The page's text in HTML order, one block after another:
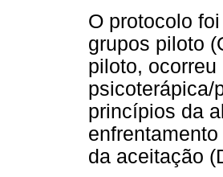
O protocolo
grupos piloto
piloto,
psicoterápica/
princípios da
da aceitação